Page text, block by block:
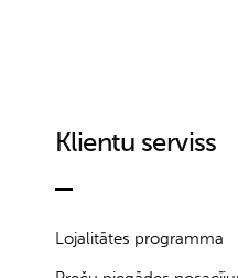
Klientu serviss
Lojalitātes programma